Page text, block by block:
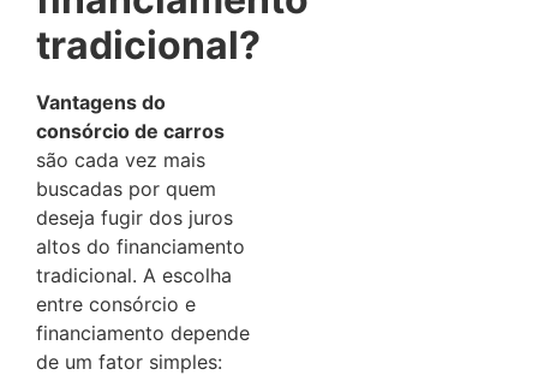
tradicional?
Vantagens do
consórcio de carros
são cada vez mais
buscadas por quem
deseja fugir dos juros
altos do financiamento
tradicional. A escolha
entre consórcio e
financiamento depende
de um fator simples: